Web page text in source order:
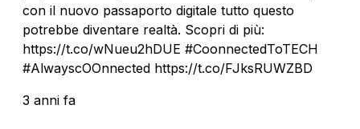
con il nuovo passaporto digitale tutto questo
potrebbe diventare realtà. Scopri di più:
https://t.co/wNueu2hDUE #CoonnectedToTECH
#AlwayscOOnnected https://t.co/FJksRUWZBD
3 anni fa